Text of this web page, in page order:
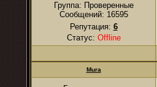
Группа: Проверенные
Сообщений: 16595
Репутация: 6
Статус: Offline
Mura